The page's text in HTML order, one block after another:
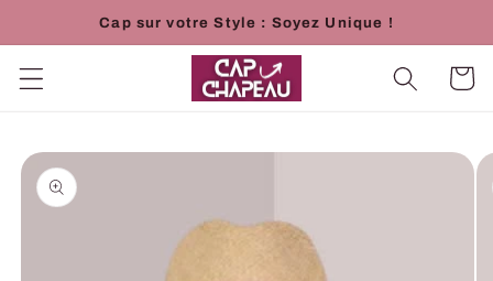
passer
contenu
Cap sur votre Style : Soyez Unique !
Panier
Passer aux
informations
produits